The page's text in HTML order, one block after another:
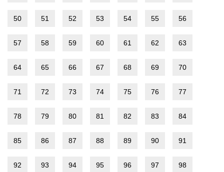
50 51 52 53 54 55 56
57 58 59 60 61 62 63
64 65 66 67 68 69 70
71 72 73 74 75 76 77
78 79 80 81 82 83 84
85 86 87 88 89 90 91
92 93 94 95 96 97 98